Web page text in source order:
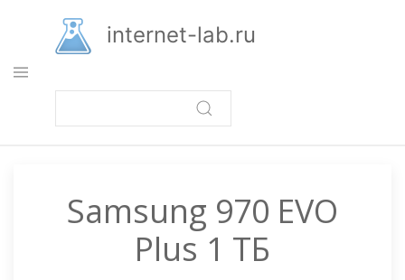
основному
содержанию
internet-lab.ru
Samsung 970 EVO
Plus 1 ТБ